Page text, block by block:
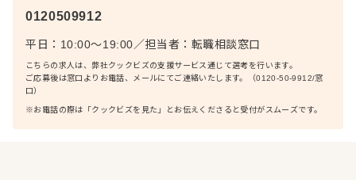
0120509912
平日：10:00〜19:00／担当者： 転職相談窓口
こちらの求人は、弊社クックビズの支援サービス通じて選考を行います。
ご応募後は窓口よりお電話、メールにてご連絡いたします。（0120-50-9912/窓
口）
※お電話の際は「クックビズを見た」とお伝えくださると受付がスムーズです。